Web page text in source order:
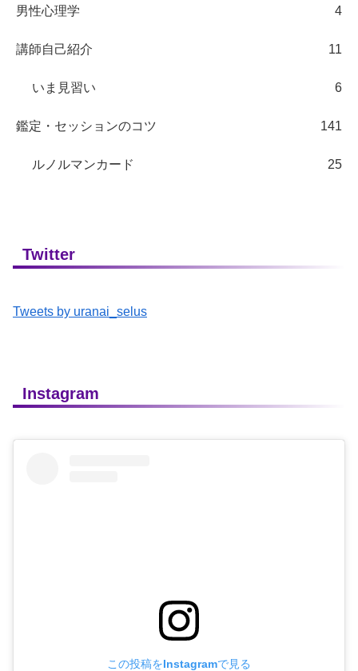
男性心理学 4
講師自己紹介 11
いま見習い 6
鑑定・セッションのコツ 141
ルノルマンカード 25
Twitter
Tweets by uranai_selus
Instagram
この投稿をInstagramで見る